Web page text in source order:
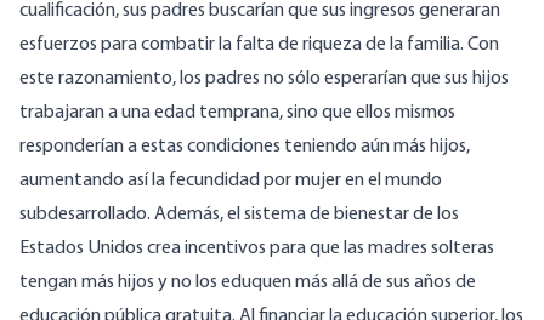
cualificación, sus padres buscarían que sus ingresos generaran
esfuerzos para combatir la falta de riqueza de la familia. Con
este razonamiento, los padres no sólo esperarían que sus hijos
trabajaran a una edad temprana, sino que ellos mismos
responderían a estas condiciones teniendo aún más hijos,
aumentando así la fecundidad por mujer en el mundo
subdesarrollado. Además, el sistema de bienestar de los
Estados Unidos crea incentivos para que las madres solteras
tengan más hijos y no los eduquen más allá de sus años de